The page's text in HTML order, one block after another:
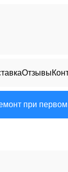
Отзывы
при